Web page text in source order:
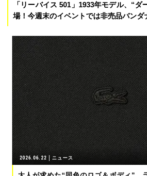
「リーバイス 501」1933年モデル、“ダ
場！今週末のイベントでは非売品バン
2026.06.22 ニュース